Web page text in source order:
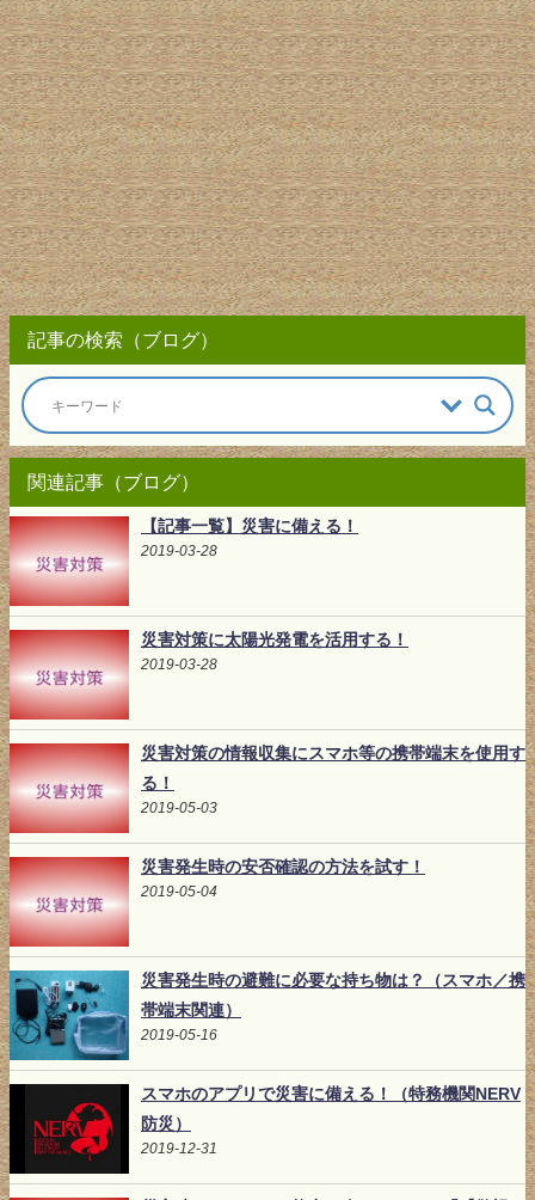
記事の検索（ブログ）
関連記事（ブログ）
【記事一覧】災害に備える！
2019-03-28
災害対策に太陽光発電を活用する！
2019-03-28
災害対策の情報収集にスマホ等の携帯端末を使用す
る！
2019-05-03
災害発生時の安否確認の方法を試す！
2019-05-04
災害発生時の避難に必要な持ち物は？（スマホ／携
帯端末関連）
2019-05-16
スマホのアプリで災害に備える！（特務機関NERV
防災）
2019-12-31